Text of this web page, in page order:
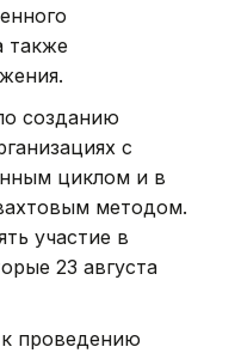
также
созданию
с
циклом и в
методом.
участие в
23 августа
проведению